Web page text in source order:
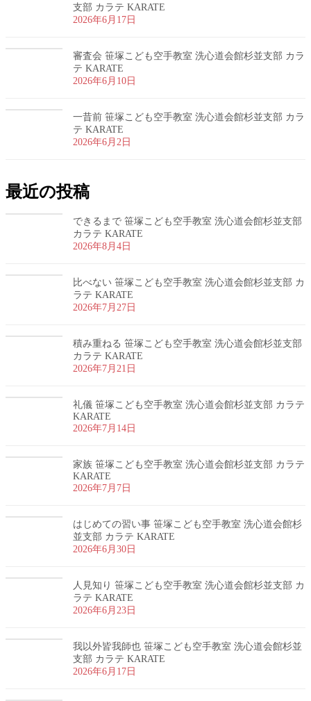
支部 カラテ KARATE
2026年6月17日
審査会 笹塚こども空手教室 洗心道会館杉並支部 カラ
テ KARATE
2026年6月10日
一昔前 笹塚こども空手教室 洗心道会館杉並支部 カラ
テ KARATE
2026年6月2日
最近の投稿
できるまで 笹塚こども空手教室 洗心道会館杉並支部
カラテ KARATE
2026年8月4日
比べない 笹塚こども空手教室 洗心道会館杉並支部 カ
ラテ KARATE
2026年7月27日
積み重ねる 笹塚こども空手教室 洗心道会館杉並支部
カラテ KARATE
2026年7月21日
礼儀 笹塚こども空手教室 洗心道会館杉並支部 カラテ
KARATE
2026年7月14日
家族 笹塚こども空手教室 洗心道会館杉並支部 カラテ
KARATE
2026年7月7日
はじめての習い事 笹塚こども空手教室 洗心道会館杉
並支部 カラテ KARATE
2026年6月30日
人見知り 笹塚こども空手教室 洗心道会館杉並支部 カ
ラテ KARATE
2026年6月23日
我以外皆我師也 笹塚こども空手教室 洗心道会館杉並
支部 カラテ KARATE
2026年6月17日